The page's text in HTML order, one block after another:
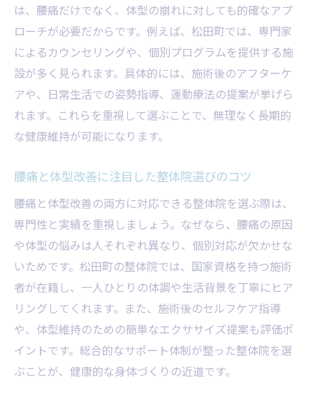
は、腰痛だけでなく、体型の崩れに対しても的確なアプ
ローチが必要だからです。例えば、松田町では、専門家
によるカウンセリングや、個別プログラムを提供する施
設が多く見られます。具体的には、施術後のアフターケ
アや、日常生活での姿勢指導、運動療法の提案が挙げら
れます。これらを重視して選ぶことで、無理なく長期的
な健康維持が可能になります。
腰痛と体型改善に注目した整体院選びのコツ
腰痛と体型改善の両方に対応できる整体院を選ぶ際は、
専門性と実績を重視しましょう。なぜなら、腰痛の原因
や体型の悩みは人それぞれ異なり、個別対応が欠かせな
いためです。松田町の整体院では、国家資格を持つ施術
者が在籍し、一人ひとりの体調や生活背景を丁寧にヒア
リングしてくれます。また、施術後のセルフケア指導
や、体型維持のための簡単なエクササイズ提案も評価ポ
イントです。総合的なサポート体制が整った整体院を選
ぶことが、健康的な身体づくりの近道です。